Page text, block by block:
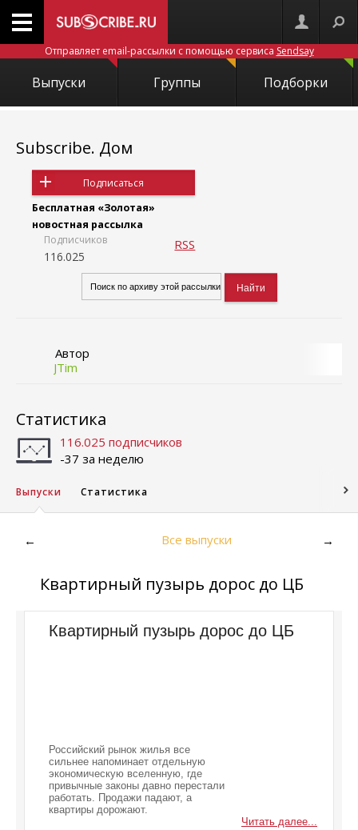
Отправляет email-рассылки с помощью сервиса Sendsay
Выпуски Группы Подборки
Subscribe. Дом
Подписаться
Бесплатная «Золотая»
новостная рассылка
Подписчиков
116.025
RSS
Автор
JTim
Статистика
116.025 подписчиков
-37 за неделю
Выпуски Статистика
← Все выпуски →
Квартирный пузырь дорос до ЦБ
Квартирный пузырь дорос до ЦБ
Российский рынок жилья все
сильнее напоминает отдельную
экономическую вселенную, где
привычные законы давно перестали
работать. Продажи падают, а
квартиры дорожают.
Читать далее...